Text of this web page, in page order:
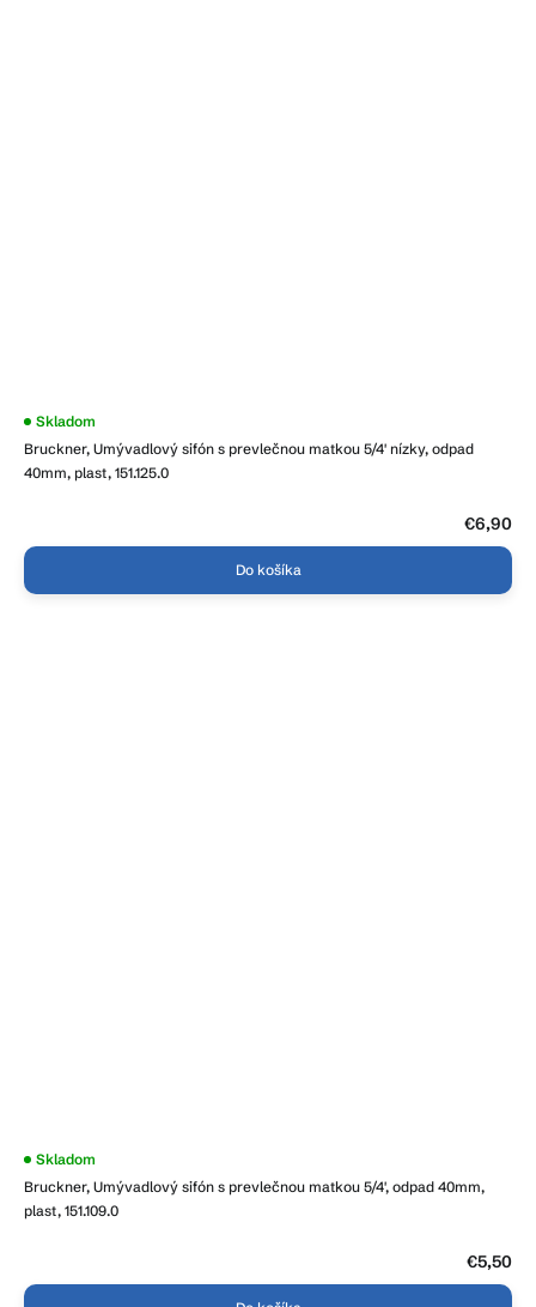
Bruckner, Umývadlový sifón s prevlečnou matkou 5/4' nízky, odpad
40mm, plast, 151.125.0
Skladom
€6,90
Do košíka
Bruckner, Umývadlový sifón s prevlečnou matkou 5/4', odpad 40mm,
plast, 151.109.0
Skladom
€5,50